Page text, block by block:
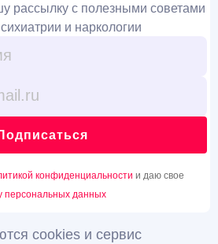
рассылку с полезными советами
и наркологии
конфиденциальности и даю свое
персональных данных
cookies и сервис